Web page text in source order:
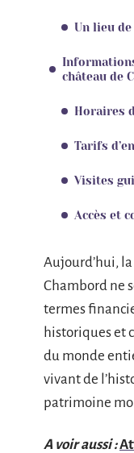
Un lieu
château de
Horaires
Tarifs
Visites
Accès et
Aujourd’hui,
Chambord ne
termes
historiques et
du monde
vivant de
patrimoine
A voir aussi :